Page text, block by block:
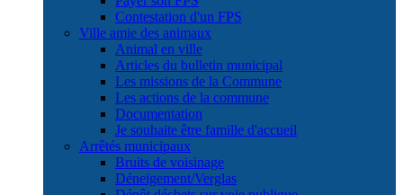
Contestation d'un FPS
Ville amie des animaux
Animal en ville
Articles du bulletin municipal
Les missions de la Commune
Les actions de la commune
Documentation
Je souhaite être famille d'accueil
Arrêtés municipaux
Bruits de voisinage
Déneigement/Verglas